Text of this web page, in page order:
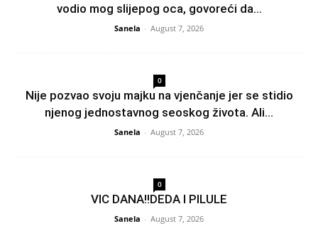
vodio mog slijepog oca, govoreći da...
Sanela - August 7, 2026
0
Nije pozvao svoju majku na vjenčanje jer se stidio
njenog jednostavnog seoskog života. Ali...
Sanela - August 7, 2026
0
VIC DANA!!DEDA I PILULE
Sanela - August 7, 2026